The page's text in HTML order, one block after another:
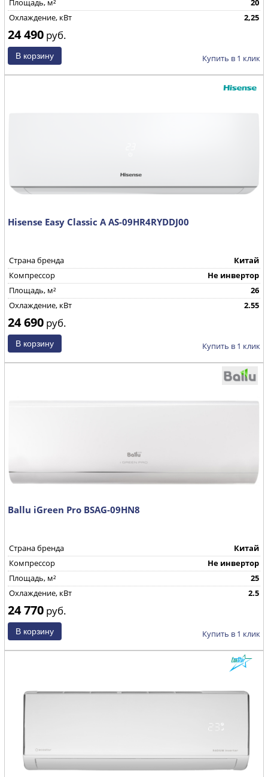
Площадь, м²
20
Охлаждение, кВт
2,25
24 490 руб.
Купить в 1 клик
Hisense Easy Classic A AS-09HR4RYDDJ00
Страна бренда
Китай
Компрессор
Не инвертор
Площадь, м²
26
Охлаждение, кВт
2.55
24 690 руб.
Купить в 1 клик
Ballu iGreen Pro BSAG-09HN8
Страна бренда
Китай
Компрессор
Не инвертор
Площадь, м²
25
Охлаждение, кВт
2.5
24 770 руб.
Купить в 1 клик